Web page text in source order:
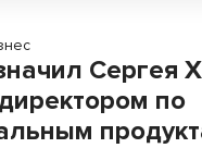
Сергея
по